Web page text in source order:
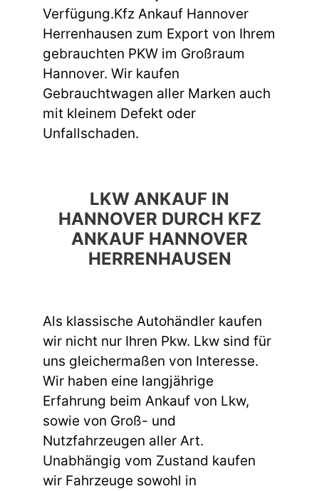
Verfügung.Kfz Ankauf Hannover
Herrenhausen zum Export von Ihrem
gebrauchten PKW im Großraum
Hannover. Wir kaufen
Gebrauchtwagen aller Marken auch
mit kleinem Defekt oder
Unfallschaden.
LKW ANKAUF IN
HANNOVER DURCH KFZ
ANKAUF HANNOVER
HERRENHAUSEN
Als klassische Autohändler kaufen
wir nicht nur Ihren Pkw. Lkw sind für
uns gleichermaßen von Interesse.
Wir haben eine langjährige
Erfahrung beim Ankauf von Lkw,
sowie von Groß- und
Nutzfahrzeugen aller Art.
Unabhängig vom Zustand kaufen
wir Fahrzeuge sowohl in